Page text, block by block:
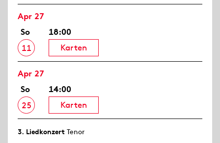
Apr 27
So
11
18:00
Karten
Apr 27
So
25
14:00
Karten
3. Lied­konzert Tenor